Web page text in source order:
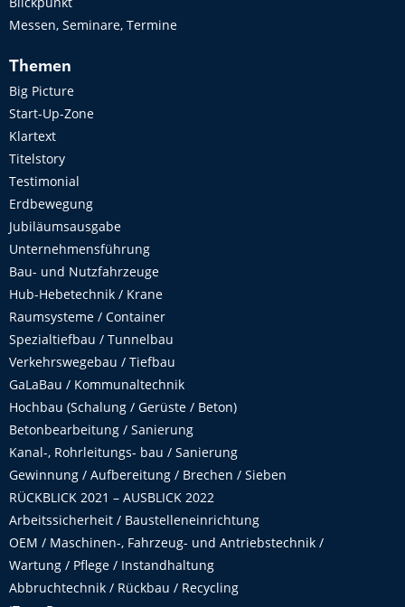
Messen, Seminare, Termine
Themen
Big Picture
Start-Up-Zone
Klartext
Titelstory
Testimonial
Erdbewegung
Jubiläumsausgabe
Unternehmensführung
Bau- und Nutzfahrzeuge
Hub-Hebetechnik / Krane
Raumsysteme / Container
Spezialtiefbau / Tunnelbau
Verkehrswegebau / Tiefbau
GaLaBau / Kommunaltechnik
Hochbau (Schalung / Gerüste / Beton)
Betonbearbeitung / Sanierung
Kanal-, Rohrleitungs- bau / Sanierung
Gewinnung / Aufbereitung / Brechen / Sieben
RÜCKBLICK 2021 – AUSBLICK 2022
Arbeitssicherheit / Baustelleneinrichtung
OEM / Maschinen-, Fahrzeug- und Antriebstechnik /
Wartung / Pflege / Instandhaltung
Abbruchtechnik / Rückbau / Recycling